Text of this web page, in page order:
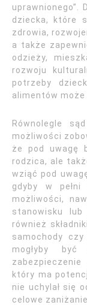
dziecka, które
zdrowia,
a także
odzieży,
rozwoju
potrzeby
alimentów
Równolegle
możliwości
że pod uwagę
rodzica, ale
wziąć pod
gdyby w pełni
możliwości,
stanowisku
również
samochody
mogłyby
który ma
nie uchylał się
celowe